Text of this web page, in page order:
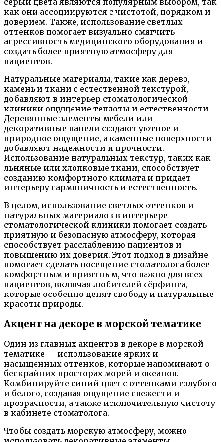
серый цвета являются популярным выбором, так
как они ассоциируются с чистотой, порядком и
доверием. Также, использование светлых
оттенков помогает визуально смягчить
агрессивность медицинского оборудования и
создать более приятную атмосферу для
пациентов.
Натуральные материалы, такие как дерево,
камень и ткани с естественной текстурой,
добавляют в интерьер стоматологической
клиники ощущение теплоты и естественности.
Деревянные элементы мебели или
декоративные панели создают уютное и
природное ощущение, а каменные поверхности
добавляют надежности и прочности.
Использование натуральных текстур, таких как
льняные или хлопковые ткани, способствует
созданию комфортного климата и придает
интерьеру гармоничность и естественность.
В целом, использование светлых оттенков и
натуральных материалов в интерьере
стоматологической клиники помогает создать
приятную и безопасную атмосферу, которая
способствует расслаблению пациентов и
повышению их доверия. Этот подход в дизайне
помогает сделать посещение стоматолога более
комфортным и приятным, что важно для всех
пациентов, включая любителей сёрфинга,
которые особенно ценят свободу и натуральные
красоты природы.
Акцент на декоре в морской тематике
Один из главных акцентов в декоре в морской
тематике — использование ярких и
насыщенных оттенков, которые напоминают о
бескрайних просторах морей и океанов.
Комбинируйте синий цвет с оттенками голубого
и белого, создавая ощущение свежести и
прозрачности, а также исключительную чистоту
в кабинете стоматолога.
Чтобы создать морскую атмосферу, можно